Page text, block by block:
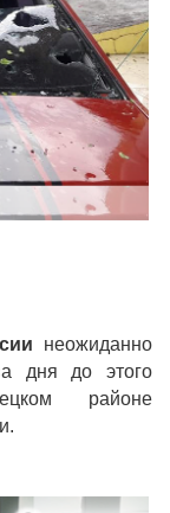
неожиданно
дня до этого
районе